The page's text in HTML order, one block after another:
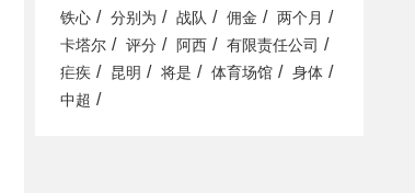
铁心 / 分别为 / 战队 / 佣金 / 两个月 /
卡塔尔 / 评分 / 阿西 / 有限责任公司 /
疟疾 / 昆明 / 将是 / 体育场馆 / 身体 /
中超 /